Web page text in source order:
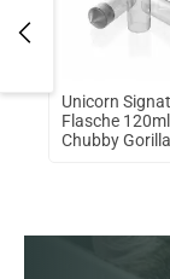
Unicorn
Flasche
Chubby Gorilla